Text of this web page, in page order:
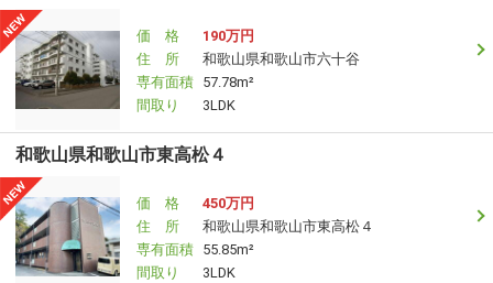
価 格
190万円
住 所
和歌山県和歌山市六十谷
専有面積 57.78m²
間取り
3LDK
和歌山県和歌山市東高松４
価 格
450万円
住 所
和歌山県和歌山市東高松４
専有面積 55.85m²
間取り
3LDK